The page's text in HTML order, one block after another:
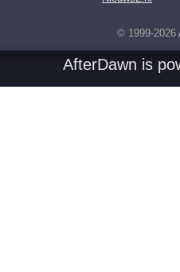
© 1999-2026
AfterDawn is